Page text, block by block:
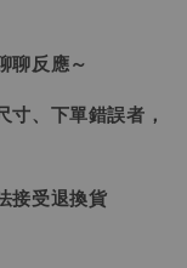
聊反應～
寸、下單錯誤者，
接受退換貨